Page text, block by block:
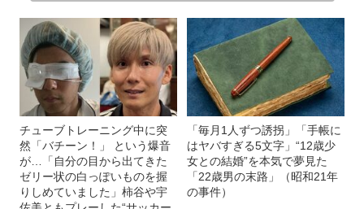
チューブトレーニング中に突
然「バチーン！」 という爆音
が…「自分の目から出てきた
ゼリー状の白っぽいものを握
りしめていました」柿谷や宇
「毎月1人ずつ誘拐」「手帳に
はヤバすぎる5文字」“12歳少
女との結婚”を本気で夢見た
「22歳男の末路」（昭和21年
の事件）